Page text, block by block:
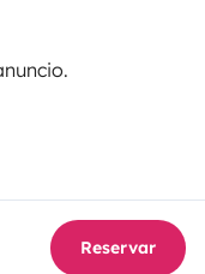
Reservar